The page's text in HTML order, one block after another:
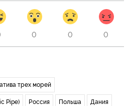
0 0 0
трех морей
Pipe) Россия Польша Дания